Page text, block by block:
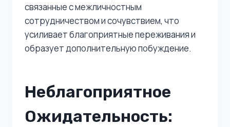
связанные с межличностным
сотрудничеством и сочувствием, что
усиливает благоприятные переживания и
образует дополнительную побуждение.
Неблагоприятное
Ожидательность: